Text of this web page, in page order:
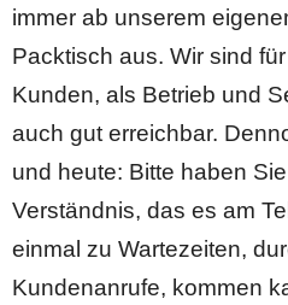
immer ab unserem
Packtisch aus. Wir sind
Kunden, als Betrieb und
auch gut erreichbar.
und heute: Bitte haben
Verständnis, das es am
einmal zu Wartezeiten,
Kundenanrufe, kommen